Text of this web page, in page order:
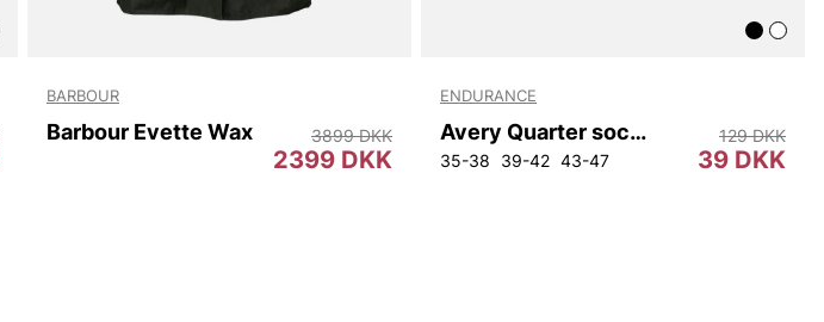
BARBOUR
Barbour Evette Wax
2399 DKK
3899 DKK
ENDURANCE
Avery Quarter sock 3-pack
35-38 39-42 43-47 39 DKK
129 DKK